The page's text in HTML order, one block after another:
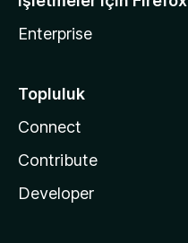
Enterprise
Topluluk
Connect
Contribute
Developer